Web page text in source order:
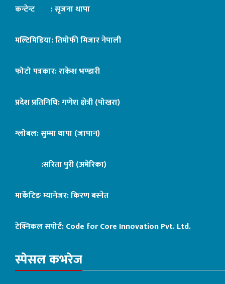
कन्टेन्ट : सृजना थापा
मल्टिमिडिया: तिमोफी मिजार नेपाली
फोटो पत्रकार: राकेश भण्डारी
प्रदेश प्रतिनिधि: गणेश क्षेत्री (पोखरा)
ग्लोबल: सुम्मा थापा (जापान)
:सरिता पुरी (अमेरिका)
मार्केटिङ म्यानेजर: किरण बस्नेत
टेक्निकल सपोर्ट:Code for Core Innovation Pvt. Ltd.
स्पेसल कभरेज